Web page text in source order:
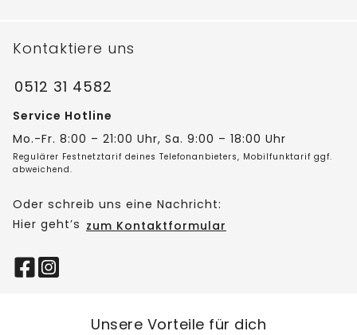
Kontaktiere uns
0512 31 4582
Service Hotline
Mo.-Fr. 8:00 – 21:00 Uhr, Sa. 9:00 – 18:00 Uhr
Regulärer Festnetztarif deines Telefonanbieters, Mobilfunktarif ggf.
abweichend.
Oder schreib uns eine Nachricht:
Hier geht’s zum Kontaktformular
Unsere Vorteile für dich